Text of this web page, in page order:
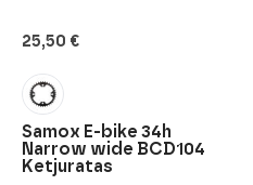
25,50 €
Samox E-bike 34h
Narrow wide BCD104
Ketjuratas